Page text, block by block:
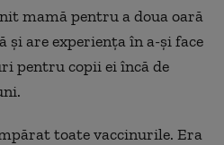
mamă pentru a doua oară
şi are experienţa în a-şi face
pentru copii ei încă de
toate vaccinurile. Era